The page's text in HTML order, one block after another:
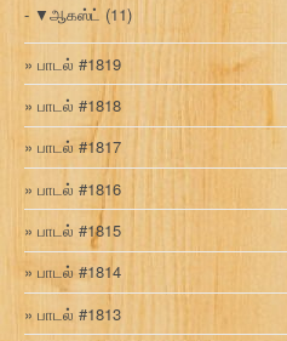
▼ஆகஸ்ட் (11)
பாடல் #1819
பாடல் #1818
பாடல் #1817
பாடல் #1816
பாடல் #1815
பாடல் #1814
பாடல் #1813